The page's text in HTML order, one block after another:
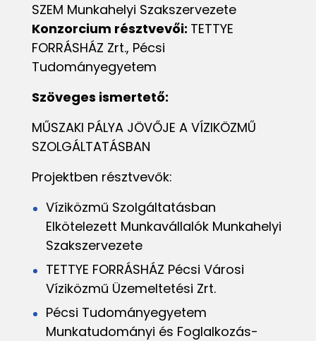
SZEM Munkahelyi Szakszervezete
Konzorcium résztvevői: TETTYE
FORRÁSHÁZ Zrt., Pécsi
Tudományegyetem
Szöveges ismertető:
MŰSZAKI PÁLYA JÖVŐJE A VÍZIKÖZMŰ
SZOLGÁLTATÁSBAN
Projektben résztvevők:
Víziközmű Szolgáltatásban
Elkötelezett Munkavállalók Munkahelyi
Szakszervezete
TETTYE FORRÁSHÁZ Pécsi Városi
Víziközmű Üzemeltetési Zrt.
Pécsi Tudományegyetem
Munkatudományi és Foglalkozás-